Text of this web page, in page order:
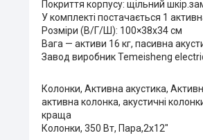
Покриття корпусу: щільний
У комплекті постачається 1
Розміри (В/Г/Ш): 100×38х34 см
Вага — активи 16 кг, пасивна
Завод виробник Temeisheng
Колонки, Активна акустика,
активна колонка, акустичні
краща
Колонки, 350 Вт, Пара,2x12"